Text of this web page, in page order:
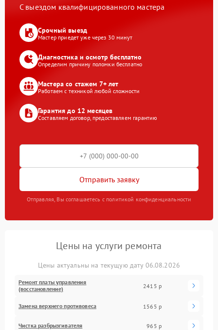
С выездом квалифицированного мастера
Срочный выезд
Мастер приедет уже через 30 минут
Диагностика и осмотр бесплатно
Определим причину поломки бесплатно
Мастера со стажем 7+ лет
Работаем с техникой любой сложности
Гарантия до 12 месяцев
Составляем договор, предоставляем гарантию
Отправить заявку
Отправляя, Вы соглашаетесь с политикой конфиденциальности
Цены на услуги ремонта
Цены актуальны на текущую дату 06.08.2026
Ремонт платы управления
(восстановление)
2415 р
Замена верхнего противовеса 1565 р
Чистка разбрызгивателя 965 р